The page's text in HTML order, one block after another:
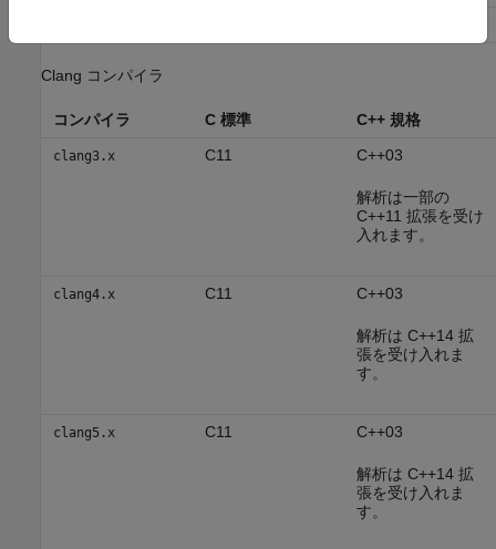
Clang コンパイラ
コンパイラ C 標準 C++ 規格
clang3.x C11 C++03
解析は一部の
C++11 拡張を受け
入れます。
clang4.x C11 C++03
解析は C++14 拡
張を受け入れま
す。
clang5.x C11 C++03
解析は C++14 拡
張を受け入れま
す。